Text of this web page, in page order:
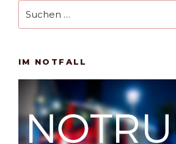
nach:
IM NOTFALL